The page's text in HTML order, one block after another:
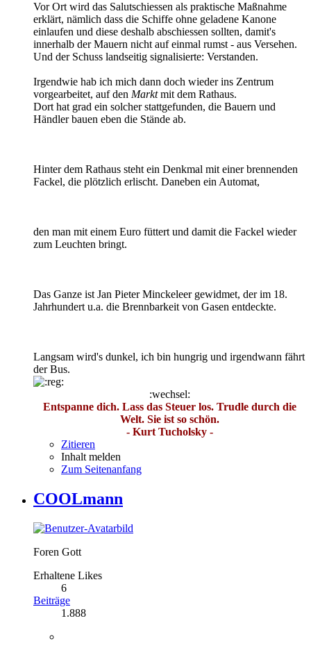
Vor Ort wird das Salutschiessen als praktische Maßnahme
erklärt, nämlich dass die Schiffe ohne geladene Kanone
einlaufen und diese deshalb abschiessen sollten, damit's
innerhalb der Mauern nicht auf einmal rumst - aus Versehen.
Und der Schuss landseitig signalisierte: Verstanden.
Irgendwie hab ich mich dann doch wieder ins Zentrum
vorgearbeitet, auf den Marktmit dem Rathaus.
Dort hat grad ein solcher stattgefunden, die Bauern und
Händler bauen eben die Stände ab.
Hinter dem Rathaus steht ein Denkmal mit einer brennenden
Fackel, die plötzlich erlischt. Daneben ein Automat,
den man mit einem Euro füttert und damit die Fackel wieder
zum Leuchten bringt.
Das Ganze ist Jan Pieter Minckeleer gewidmet, der im 18.
Jahrhundert u.a. die Brennbarkeit von Gasen entdeckte.
Langsam wird's dunkel, ich bin hungrig und irgendwann fährt
der Bus.
:wechsel:
Entspanne dich. Lass das Steuer los. Trudle durch die
Welt. Sie ist so schön.
- Kurt Tucholsky -
Zitieren
Inhalt melden
Zum Seitenanfang
COOLmann
Foren Gott
Erhaltene Likes
6
Beiträge
1.888